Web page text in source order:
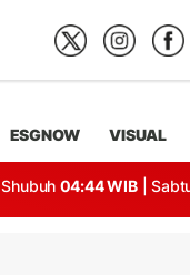
ESGNOW VISUAL
Shubuh 04:44 WIB |